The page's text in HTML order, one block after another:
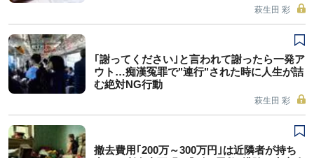
萩生田 彩
｢謝ってください｣と言われて謝ったら一発ア
ウト…痴漢冤罪で"連行"された時に人生が詰
む絶対NG行動
萩生田 彩
撤去費用｢200万～300万円｣は近隣者が持ち